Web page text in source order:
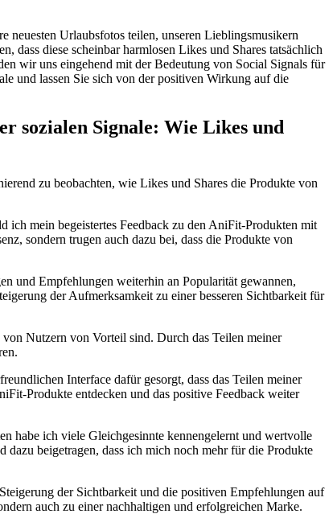
neuesten Urlaubsfotos teilen, unseren Lieblingsmusikern
diese scheinbar harmlosen Likes und Shares tatsächlich
wir uns eingehend mit der Bedeutung von Social Signals für
und lassen Sie sich von der positiven Wirkung auf die
sozialen Signale: Wie Likes und
zu beobachten, wie Likes und Shares die Produkte von
ich mein begeistertes Feedback zu den AniFit-Produkten mit
sondern trugen auch dazu bei, dass die Produkte von
und Empfehlungen weiterhin an Popularität gewannen,
der Aufmerksamkeit zu einer besseren Sichtbarkeit für
Nutzern von Vorteil sind. Durch das Teilen meiner
Interface dafür gesorgt, dass das Teilen meiner
Produkte entdecken und das positive Feedback weiter
habe ich viele Gleichgesinnte kennengelernt und wertvolle
beigetragen, dass ich mich noch mehr für die Produkte
der Sichtbarkeit und die positiven Empfehlungen auf
auch zu einer nachhaltigen und erfolgreichen Marke.